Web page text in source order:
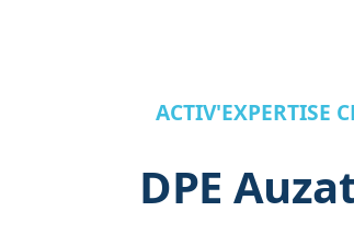
ACTIV'EXPERTISE
DPE